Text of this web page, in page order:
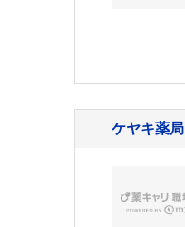
ケヤキ薬局